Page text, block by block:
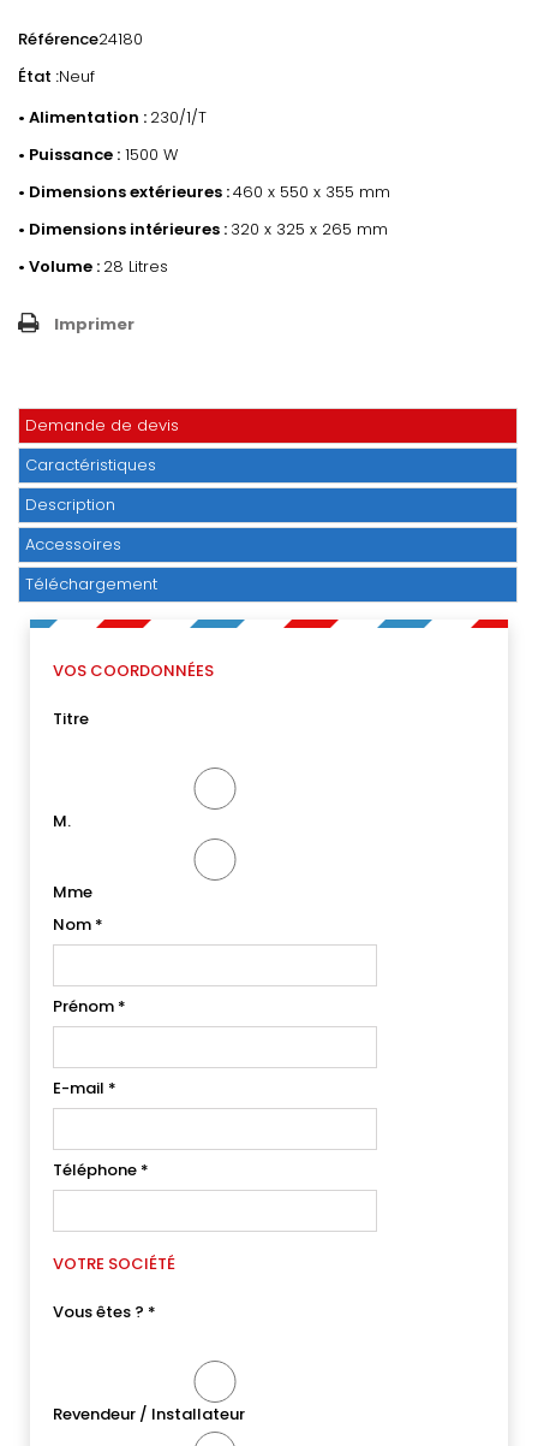
Référence24180
État :Neuf
• Alimentation : 230/1/T
• Puissance : 1500 W
• Dimensions extérieures :460 x 550 x 355 mm
• Dimensions intérieures : 320 x 325 x 265 mm
• Volume : 28 Litres
Imprimer
Demande de devis
Caractéristiques
Description
Accessoires
Téléchargement
VOS COORDONNÉES
Titre
M.
Mme
Nom *
Prénom *
E-mail *
Téléphone *
VOTRE SOCIÉTÉ
Vous êtes ? *
Revendeur / Installateur